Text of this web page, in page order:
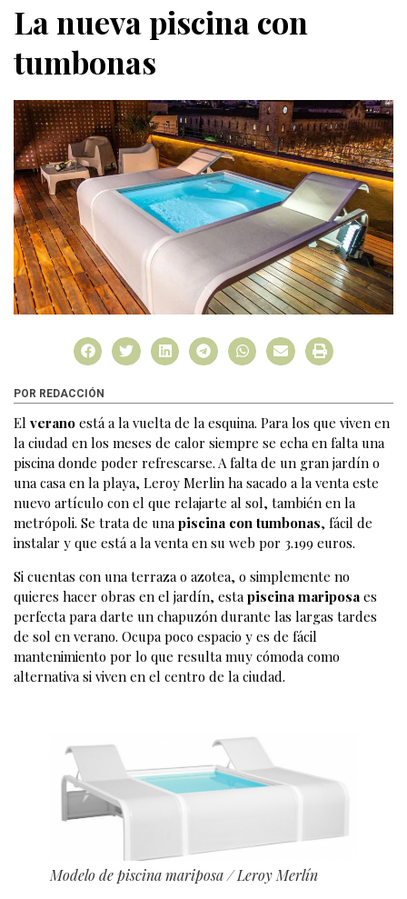
La nueva piscina con
tumbonas
POR REDACCIÓN
El verano está a la vuelta de la esquina. Para los que viven en
la ciudad en los meses de calor siempre se echa en falta una
piscina donde poder refrescarse. A falta de un gran jardín o
una casa en la playa, Leroy Merlin ha sacado a la venta este
nuevo artículo con el que relajarte al sol, también en la
metrópoli. Se trata de unapiscina con tumbonas, fácil de
instalar y que está a la venta en su web por 3.199 euros.
Si cuentas con una terraza o azotea, o simplemente no
quieres hacer obras en el jardín, esta piscina mariposa es
perfecta para darte un chapuzón durante las largas tardes
de sol en verano. Ocupa poco espacio y es de fácil
mantenimiento por lo que resulta muy cómoda como
alternativa si viven en el centro de la ciudad.
Modelo de piscina mariposa/ Leroy Merlín